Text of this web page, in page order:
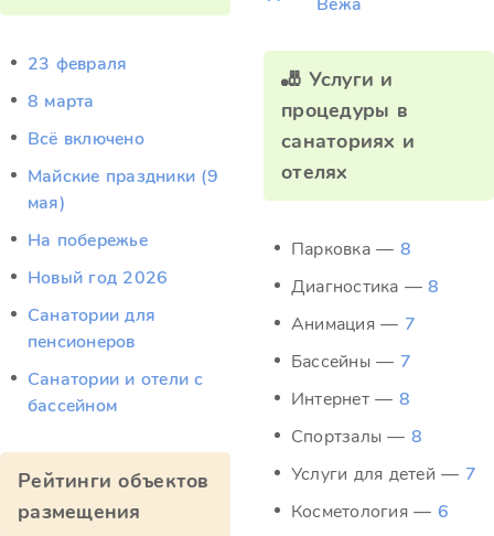
23 февраля
8 марта
Всё включено
Майские праздники (9
мая)
На побережье
Новый год 2026
Санатории для
пенсионеров
Санатории и отели с
бассейном
Рейтинги объектов
размещения
🎳 Услуги и
процедуры в
санаториях и
отелях
Парковка — 8
Диагностика —8
Анимация — 7
Бассейны — 7
Интернет — 8
Спортзалы — 8
Услуги для детей — 7
Косметология — 6